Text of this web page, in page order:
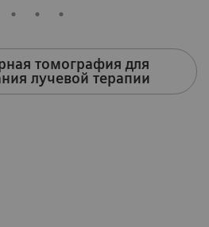
томография для
лучевой терапии